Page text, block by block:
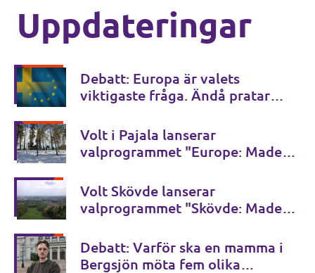
Uppdateringar
Debatt: Europa är valets
viktigaste fråga. Ändå pratar
Volt i Pajala lanserar
valprogrammet "Europe: Made in
Volt Skövde lanserar
valprogrammet "Skövde: Made in
Debatt: Varför ska en mamma i
Bergsjön möta fem olika